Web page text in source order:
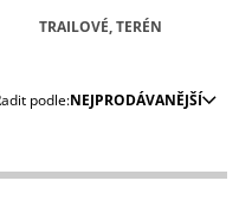
TRAILOVÉ, TERÉN
podle:NEJPRODÁVANĚJŠÍ